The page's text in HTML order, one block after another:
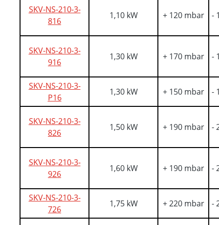
SKV-NS-210-3-
816
1,10 kW + 120 mbar -
SKV-NS-210-3-
916
1,30 kW + 170 mbar -
SKV-NS-210-3-
P16
1,30 kW + 150 mbar -
SKV-NS-210-3-
826
1,50 kW + 190 mbar -
SKV-NS-210-3-
926
1,60 kW + 190 mbar -
SKV-NS-210-3-
726
1,75 kW + 220 mbar -